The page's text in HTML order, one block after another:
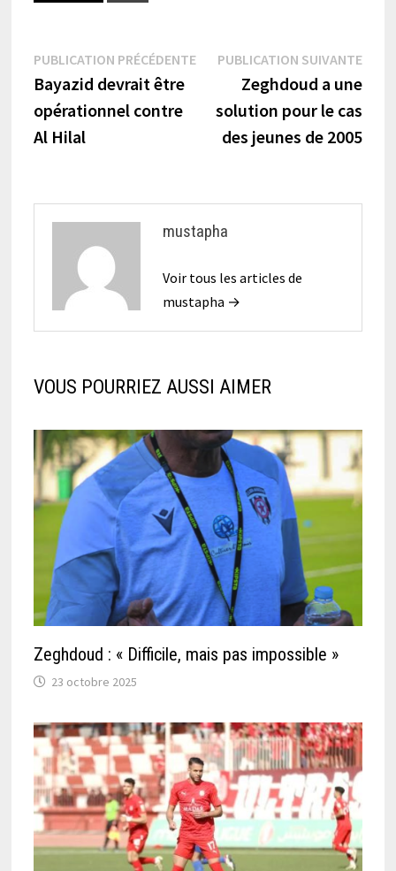
Navigation
de
l’article
PUBLICATION PRÉCÉDENTEPublication
précédente :
Bayazid devrait être
opérationnel contre
Al Hilal
PUBLICATION SUIVANTE
Zeghdoud a une
solution pour le cas
des jeunes de 2005
mustapha
Voir tous les articles de
mustapha →
VOUS POURRIEZ AUSSI AIMER
Zeghdoud : « Difficile, mais pas impossible »
23 octobre 2025